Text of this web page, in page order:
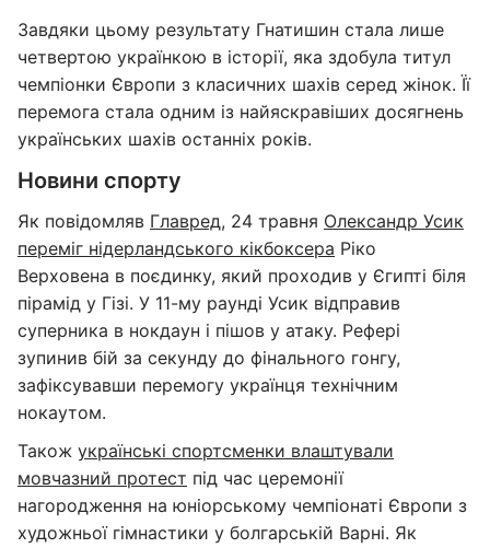
Завдяки цьому результату Гнатишин стала лише
четвертою українкою в історії, яка здобула титул
чемпіонки Європи з класичних шахів серед жінок. Її
перемога стала одним із найяскравіших досягнень
українських шахів останніх років.
Новини спорту
Як повідомляв Главред, 24 травня Олександр Усик
переміг нідерландського кікбоксера Ріко
Верховена в поєдинку, який проходив у Єгипті біля
пірамід у Гізі. У 11-му раунді Усик відправив
суперника в нокдаун і пішов у атаку. Рефері
зупинив бій за секунду до фінального гонгу,
зафіксувавши перемогу українця технічним
нокаутом.
Також українські спортсменки влаштували
мовчазний протест під час церемонії
нагородження на юніорському чемпіонаті Європи з
художньої гімнастики у болгарській Варні. Як